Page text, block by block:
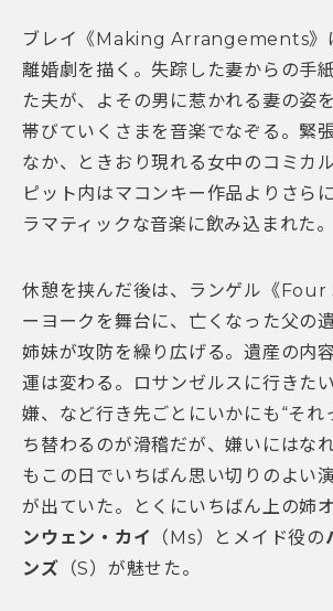
ブレイ《Making Arrangements》
離婚劇を描く。失踪した妻からの手
た夫が、よその男に惹かれる妻の姿
帯びていくさまを音楽でなぞる。緊
なか、ときおり現れる女中のコミカ
ピット内はマコンキー作品よりさら
ラマティックな音楽に飲み込まれた。
休憩を挟んだ後は、ランゲル《Four
ーヨークを舞台に、亡くなった父の
姉妹が攻防を繰り広げる。遺産の内
運は変わる。ロサンゼルスに行きた
嫌、など行き先ごとにいかにも“それ
ち替わるのが滑稽だが、嫌いにはな
もこの日でいちばん思い切りのよい
が出ていた。とくにいちばん上の姉
ンウェン・カイ
（Ms）とメイド役の
ンズ （S）が魅せた。